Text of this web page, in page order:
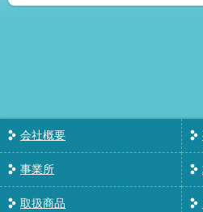
会社概要
事業所
取扱商品